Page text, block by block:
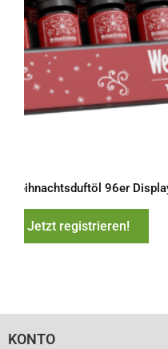
Weihnachtsduftöl 96er
Jetzt registrieren!
KONTO